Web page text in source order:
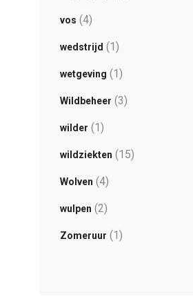
vos (4)
wedstrijd (1)
wetgeving (1)
Wildbeheer (3)
wilder (1)
wildziekten (15)
Wolven (4)
wulpen (2)
Zomeruur (1)